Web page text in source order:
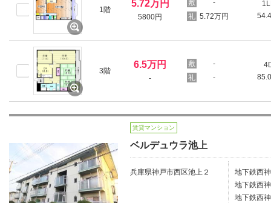
1階
5.72万円
5800円
-
5.72万円
3階
6.5万円
-
-
-
賃貸マンション
ベルデュウラ池上
兵庫県神戸市西区池上２
地下鉄西
地下鉄西
地下鉄西